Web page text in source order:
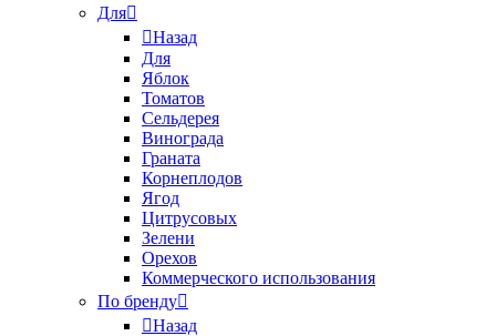
Для
Назад
Для
Яблок
Томатов
Cельдерея
Винограда
Граната
Корнеплодов
Ягод
Цитрусовых
Зелени
Орехов
Коммерческого использования
По бренду
Назад